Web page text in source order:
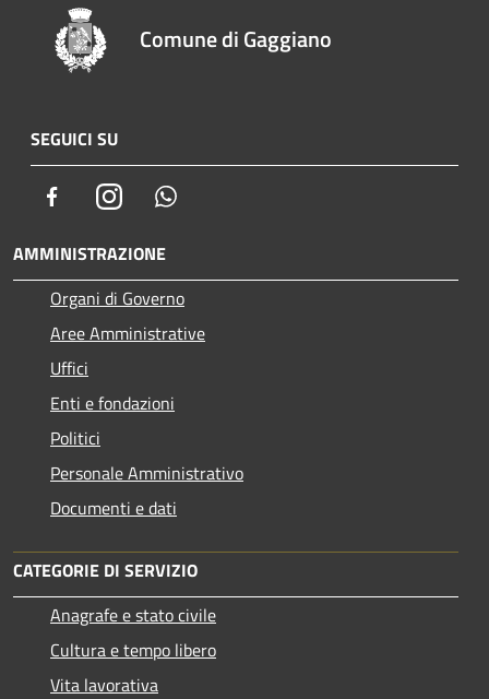
Comune di Gaggiano
SEGUICI SU
FacebookInstagram
AMMINISTRAZIONE
Organi di Governo
Aree Amministrative
Uffici
Enti e fondazioni
Politici
Personale Amministrativo
Documenti e dati
CATEGORIE DI SERVIZIO
Anagrafe e stato civile
Cultura e tempo libero
Vita lavorativa